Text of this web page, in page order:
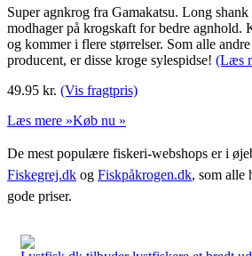
Super agnkrog fra Gamakatsu. Long
modhager på krogskaft for bedre agnhold.
og kommer i flere størrelser. Som alle
producent, er disse kroge sylespidse! (Læs
49.95 kr. (Vis fragtpris)
Læs mere »Køb nu »
De mest populære fiskeri-webshops er i
Fiskegrej.dk og Fiskpåkrogen.dk, som alle
gode priser.